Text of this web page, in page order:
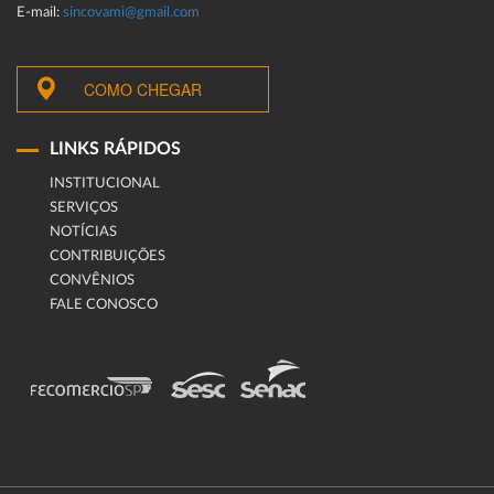
E-mail: sincovami@gmail.com
COMO CHEGAR
LINKS RÁPIDOS
INSTITUCIONAL
SERVIÇOS
NOTÍCIAS
CONTRIBUIÇÕES
CONVÊNIOS
FALE CONOSCO